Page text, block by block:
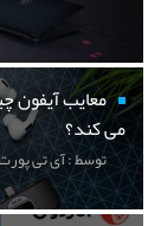
معایب آیفون
می کند؟
توسط : آی تی پورت